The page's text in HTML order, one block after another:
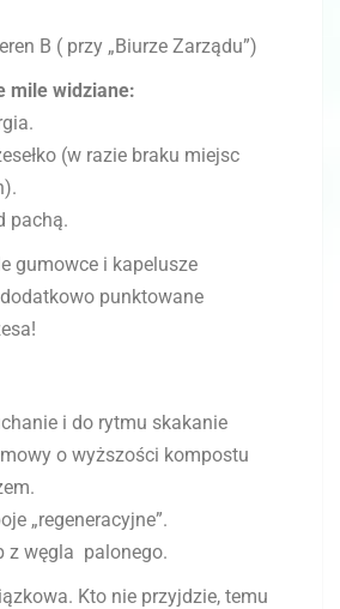
B ( przy „Biurze Zarządu”)
mile widziane:
(w razie braku miejsc
pachą.
gumowce i kapelusze
punktowane
i do rytmu skakanie
o wyższości kompostu
„regeneracyjne”.
z węgla palonego.
Kto nie przyjdzie, temu